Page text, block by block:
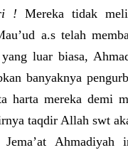
! Mereka tidak
a.s telah
luar biasa,
banyaknya
harta mereka demi
taqdir Allah swt
Ahmadiyah